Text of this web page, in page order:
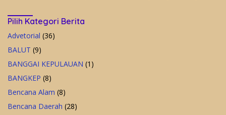
Pilih Kategori Berita
Advetorial (36)
BALUT (9)
BANGGAI KEPULAUAN (1)
BANGKEP (8)
Bencana Alam (8)
Bencana Daerah (28)